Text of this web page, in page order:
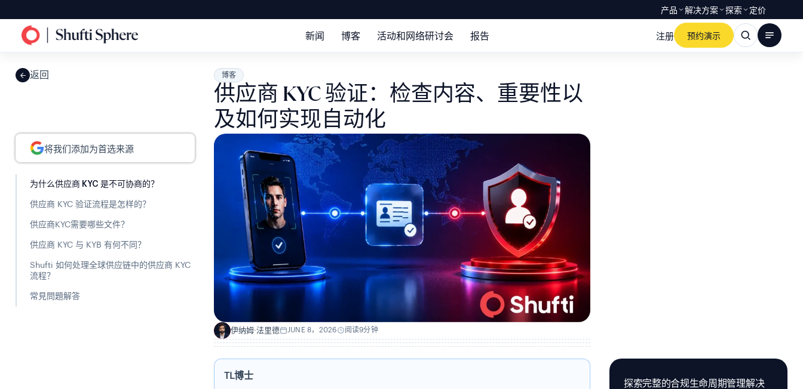
产品 解决方案 探索 定价
新闻 博客 活动和网络研讨会 报告 注册 预约演示
返回
将我们添加为首选来源
为什么供应商 KYC 是不可协商的？
供应商 KYC 验证流程是怎样的？
供应商KYC需要哪些文件？
供应商 KYC 与 KYB 有何不同？
Shufti 如何处理全球供应链中的供应商 KYC
流程？
常見問題解答
博客
供应商 KYC 验证：检查内容、重要性以
及如何实现自动化
I 伊纳姆·法里德 JUNE 8，2026 阅读9分钟
TL博士
探索完整的合规生命周期管理解决